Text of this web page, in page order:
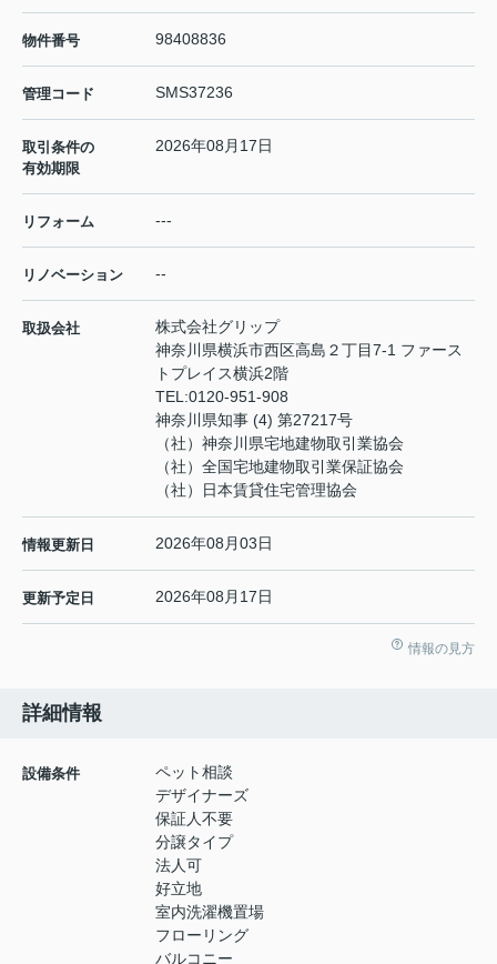
物件番号 98408836
管理コード SMS37236
取引条件の
有効期限
2026年08月17日
リフォーム ---
リノベーション --
取扱会社
株式会社グリップ
神奈川県横浜市西区高島２丁目7-1 ファース
トプレイス横浜2階
TEL:0120-951-908
神奈川県知事 (4) 第27217号
（社）神奈川県宅地建物取引業協会
（社）全国宅地建物取引業保証協会
（社）日本賃貸住宅管理協会
情報更新日 2026年08月03日
更新予定日 2026年08月17日
情報の見方
詳細情報
設備条件
ペット相談
デザイナーズ
保証人不要
分譲タイプ
法人可
好立地
室内洗濯機置場
フローリング
バルコニー